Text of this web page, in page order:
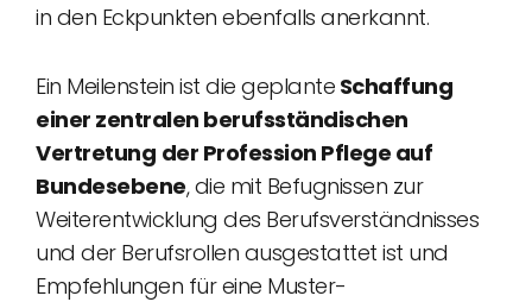
in den Eckpunkten ebenfalls anerkannt.
Ein Meilenstein ist die geplante Schaffung
einer zentralen berufsständischen
Vertretung der Profession Pflege auf
Bundesebene, die mit Befugnissen zur
Weiterentwicklung des Berufsverständnisses
und der Berufsrollen ausgestattet ist und
Empfehlungen für eine Muster-